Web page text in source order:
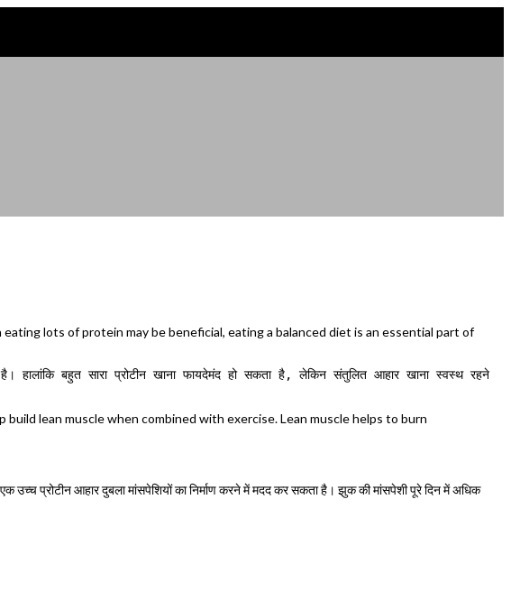
lots of protein may be beneficial, eating a balanced diet is an essential part of
बहुत सारा प्रोटीन खाना फायदेमंद हो सकता है, लेकिन संतुलित आहार खाना स्वस्थ रहने
lean muscle when combined with exercise. Lean muscle helps to burn
प्रोटीन आहार दुबला मांसपेशियों का निर्माण करने में मदद कर सकता है। झुक की मांसपेशी पूरे दिन में अधिक